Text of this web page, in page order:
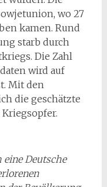
wo 27
kamen. Rund
starb durch
Die Zahl
wird auf
Mit den
die geschätzte
eine Deutsche